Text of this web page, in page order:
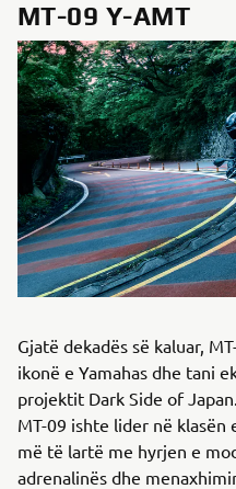
MT-09 Y-AMT
Gjatë dekadës së kaluar,
ikonë e Yamahas dhe tani
projektit Dark Side of
MT-09 ishte lider në
më të lartë me hyrjen e
adrenalinës dhe